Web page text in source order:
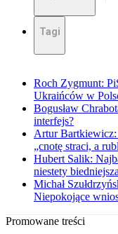
Tagi
Roch Zygmunt:
Ukraińców w
Bogusław
interfejs?
Artur
„cnotę straci, a
Hubert Salik:
niestety
Michał
Niepokojące
Promowane treści